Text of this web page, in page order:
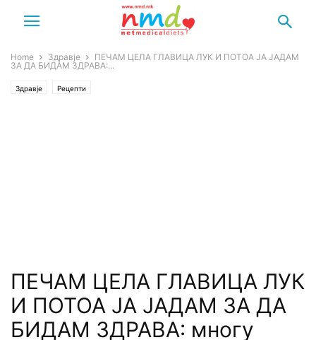
Home Здравје
ПЕЧАМ ЦЕЛА ГЛАВИЦА ЛУК И ПОТОА ЈА ЈАДАМ
ЗА ДА БИДАМ ЗДРАВА:...
Здравје Рецепти
ПЕЧАМ ЦЕЛА ГЛАВИЦА ЛУК
И ПОТОА ЈА ЈАДАМ ЗА ДА
БИДАМ ЗДРАВА: многу